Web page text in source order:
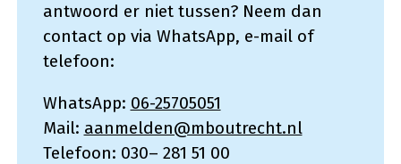
antwoord er niet tussen? Neem dan
contact op via WhatsApp, e-mail of
telefoon:
WhatsApp: 06-25705051
Mail: aanmelden@mboutrecht.nl
Telefoon: 030– 281 51 00